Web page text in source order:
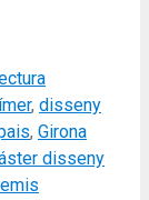
, disseny
, Girona
disseny